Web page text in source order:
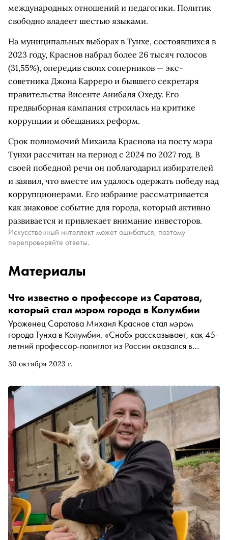
международных отношений и педагогики. Политик
свободно владеет шестью языками.
На муниципальных выборах в Тунхе, состоявшихся в
2023 году, Краснов набрал более 26 тысяч голосов
(31,55%), опередив своих соперников — экс-
советника Джона Карреро и бывшего секретаря
правительства Висенте Анибаля Охеду. Его
предвыборная кампания строилась на критике
коррупции и обещаниях реформ.
Срок полномочий Михаила Краснова на посту мэра
Тунхи рассчитан на период с 2024 по 2027 год. В
своей победной речи он поблагодарил избирателей
и заявил, что вместе им удалось одержать победу над
коррупционерами. Его избрание рассматривается
как знаковое событие для города, который активно
развивается и привлекает внимание инвесторов.
Искусственный интеллект может ошибаться, поэтому
перепроверяйте ответы.
Материалы
30 октября 2023 г.
Что известно о профессоре из Саратова,
который стал мэром города в Колумбии
Уроженец Саратова Михаил Краснов стал мэром
города Тунха в Колумбии. «Сноб» рассказывает, как 45-
летний профессор-полиглот из России оказался в